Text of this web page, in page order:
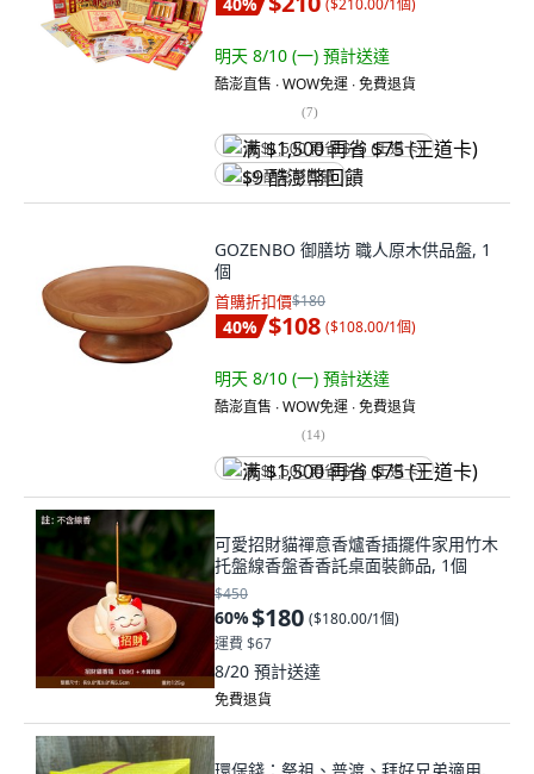
明天 8/10 (一) 預計送達
酷澎直售 ∙ WOW免運 ∙ 免費退貨
(7)
满 $1,500 再省 $75 (王道卡)
$9 酷澎幣回饋
GOZENBO 御膳坊 職人原木供品盤, 1
個
首購折扣價$180
40% $108 ($108.00/1個)
明天 8/10 (一) 預計送達
酷澎直售 ∙ WOW免運 ∙ 免費退貨
(14)
满 $1,500 再省 $75 (王道卡)
可愛招財貓禪意香爐香插擺件家用竹木
托盤線香盤香香託桌面裝飾品, 1個
$450
60%$180 ($180.00/1個)
運費 $67
8/20 預計送達
免費退貨